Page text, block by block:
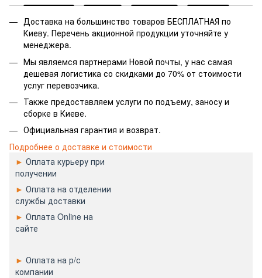
Доставка на большинство товаров БЕСПЛАТНАЯ по
Киеву. Перечень акционной продукции уточняйте у
менеджера.
Мы являемся партнерами Новой почты, у нас самая
дешевая логистика со скидками до 70% от стоимости
услуг перевозчика.
Также предоставляем услуги по подъему, заносу и
сборке в Киеве.
Официальная гарантия и возврат.
Подробнее о доставке и стоимости
► Оплата курьеру при
получении
► Оплата на отделении
службы доставки
► Оплата Online на
сайте
► Оплата на р/с
компании